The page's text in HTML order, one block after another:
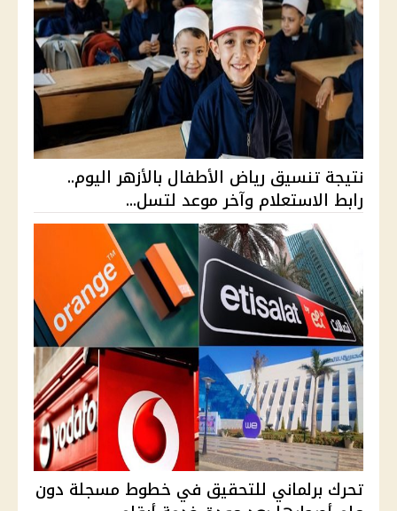
نتيجة تنسيق رياض الأطفال بالأزهر اليوم..
رابط الاستعلام وآخر موعد لتسل...
تحرك برلماني للتحقيق في خطوط مسجلة دون